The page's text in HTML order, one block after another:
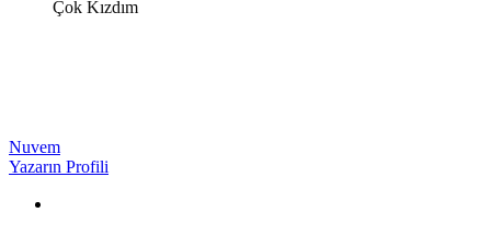
Çok Kızdım
Nuvem
Yazarın Profili